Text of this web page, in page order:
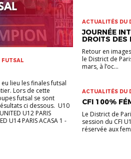
FUTSAL
lieu les finales futsal
Lors de cette
futsal se sont
ci dessous. U10
U12 PARIS
U14 PARIS ACASA 1 -
ACTUALITÉS DU
JOURNÉE
DROITS DES
Retour en
le District de
mars, à l’oc...
ACTUALITÉS DU
CFI 100%
Le District de
session du CFI
réservée aux